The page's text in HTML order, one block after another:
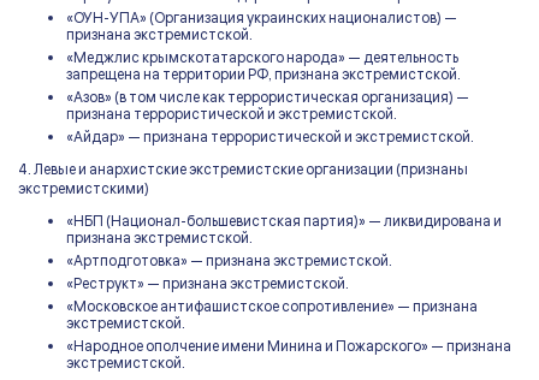
«ОУН-УПА» (Организация украинских националистов) —
признана экстремистской.
«Меджлис крымскотатарского народа» — деятельность
запрещена на территории РФ, признана экстремистской.
«Азов» (в том числе как террористическая организация) —
признана террористической и экстремистской.
«Айдар» — признана террористической и экстремистской.
4. Левые и анархистские экстремистские организации (признаны
экстремистскими)
«НБП (Национал-большевистская партия)» — ликвидирована и
признана экстремистской.
«Артподготовка» — признана экстремистской.
«Реструкт» — признана экстремистской.
«Московское антифашистское сопротивление» — признана
экстремистской.
«Народное ополчение имени Минина и Пожарского» — признана
экстремистской.